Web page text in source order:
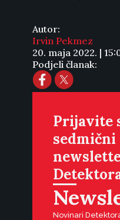
Autor:
Irvin Pekmez
20. maja 2022. |
Podjeli članak:
Prijavite
sedmični
Novinari